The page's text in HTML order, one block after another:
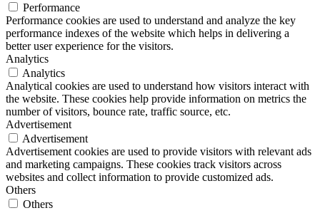
Performance
Performance cookies are used to understand and analyze the key
performance indexes of the website which helps in delivering a
better user experience for the visitors.
Analytics
Analytics
Analytical cookies are used to understand how visitors interact with
the website. These cookies help provide information on metrics the
number of visitors, bounce rate, traffic source, etc.
Advertisement
Advertisement
Advertisement cookies are used to provide visitors with relevant ads
and marketing campaigns. These cookies track visitors across
websites and collect information to provide customized ads.
Others
Others